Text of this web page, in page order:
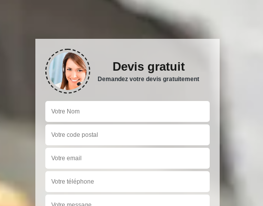
Devis gratuit
Demandez votre devis gratuitement